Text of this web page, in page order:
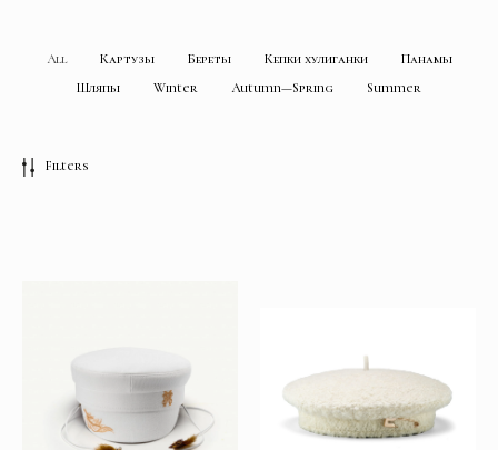
All Картузы Береты Кепки хулиганки
Панамы
Шляпы
Winter Autumn—Spring Summer
Filters